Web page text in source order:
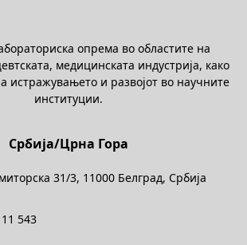
опрема во областите на
медицинската индустрија, како
истражувањето и развојот во научните
институции.
Србија/Црна Гора
31/3, 11000 Белград, Србија
543